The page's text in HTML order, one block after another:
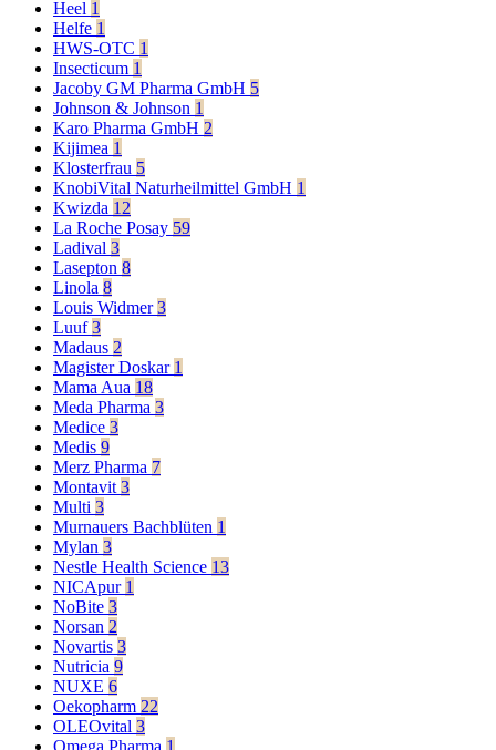
Heel 1
Helfe 1
HWS-OTC 1
Insecticum 1
Jacoby GM Pharma GmbH 5
Johnson & Johnson 1
Karo Pharma GmbH 2
Kijimea 1
Klosterfrau 5
KnobiVital Naturheilmittel GmbH 1
Kwizda 12
La Roche Posay 59
Ladival 3
Lasepton 8
Linola 8
Louis Widmer3
Luuf3
Madaus 2
Magister Doskar 1
Mama Aua 18
Meda Pharma 3
Medice 3
Medis 9
Merz Pharma 7
Montavit 3
Multi 3
Murnauers Bachblüten 1
Mylan 3
Nestle Health Science 13
NICApur 1
NoBite 3
Norsan 2
Novartis 3
Nutricia 9
NUXE 6
Oekopharm 22
OLEOvital 3